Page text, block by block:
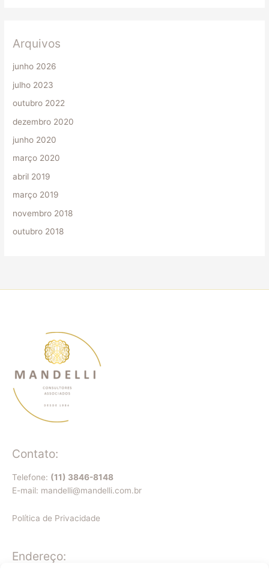
Arquivos
junho 2026
julho 2023
outubro 2022
dezembro 2020
junho 2020
março 2020
abril 2019
março 2019
novembro 2018
outubro 2018
Contato:
Telefone: (11) 3846-8148
E-mail: mandelli@mandelli.com.br
Política de Privacidade
Endereço: